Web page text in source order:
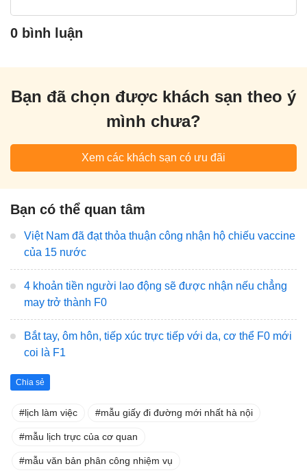
0 bình luận
Bạn đã chọn được khách sạn theo ý
mình chưa?
Xem các khách sạn có ưu đãi
Bạn có thể quan tâm
Việt Nam đã đạt thỏa thuận công nhận hộ chiếu vaccine
của 15 nước
4 khoản tiền người lao động sẽ được nhận nếu chẳng
may trở thành F0
Bắt tay, ôm hôn, tiếp xúc trực tiếp với da, cơ thể F0 mới
coi là F1
Chia sẻ
lịch làm việc mẫu giấy đi đường mới nhất hà nội
mẫu lịch trực của cơ quan
mẫu văn bản phân công nhiệm vụ